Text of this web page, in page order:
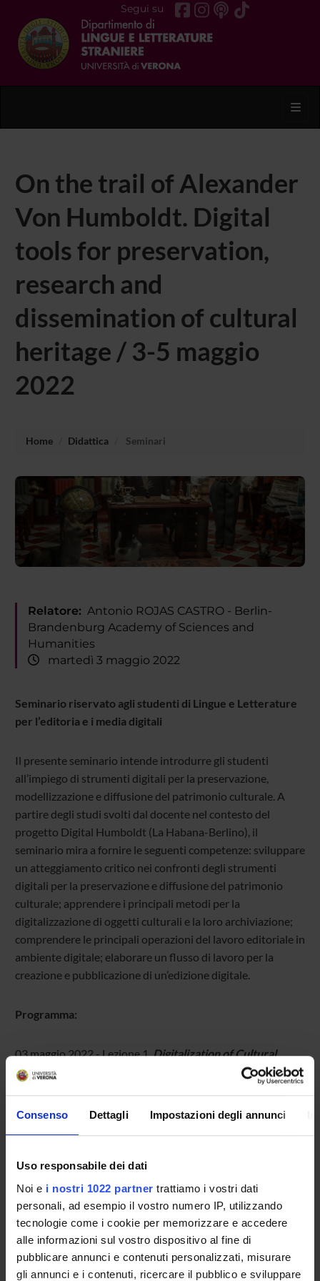
Consenso Dettagli Impostazioni degli annunci
Uso responsabile dei dati
Noi e i nostri 1022 partner trattiamo i vostri dati
personali, ad esempio il vostro numero IP, utilizzando
tecnologie come i cookie per memorizzare e accedere
alle informazioni sul vostro dispositivo al fine di
pubblicare annunci e contenuti personalizzati, misurare
gli annunci e i contenuti, ricercare il pubblico e sviluppare
Segui su
On the trail of Alexander
Von Humboldt. Digital
tools for preservation,
research and
dissemination of cultural
heritage / 3-5 maggio
2022
Home Didattica Seminari
Relatore: Antonio ROJAS CASTRO - Berlin-
Brandenburg Academy of Sciences and
Humanities
martedì 3 maggio 2022
Seminario riservato agli studenti di Lingue e Letterature
per l’editoria e i media digitali
Il presente seminario intende introdurre gli studenti
all’impiego di strumenti digitali per la preservazione,
modellizzazione e diffusione del patrimonio culturale. A
partire degli studi svolti dal docente nel contesto del
progetto Digital Humboldt (La Habana-Berlino), il
seminario mira a fornire le seguenti competenze: sviluppare
un atteggiamento critico nei confronti degli strumenti
digitali per la preservazione e diffusione del patrimonio
culturale; apprendere i principali metodi per la
digitalizzazione di oggetti culturali e la loro archiviazione;
comprendere le principali operazioni del lavoro editoriale in
ambiente digitale; elaborare un flusso di lavoro per la
creazione e pubblicazione di un’edizione digitale.
Programma:
03 maggio 2022 - Lezione 1.Digitalization of Cultural
Heritage: a critic enquiry
04 maggio 2022 - Lezione 2.Digital editing workflow: from
05 maggio 2022 - Lezione 3.
tools
Le lezioni si terranno nell’aula Lab. SMS.1 (Veronetta -